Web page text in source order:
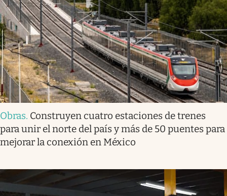
Obras. Construyen cuatro estaciones de trenes
para unir el norte del país y más de 50 puentes para
mejorar la conexión en México